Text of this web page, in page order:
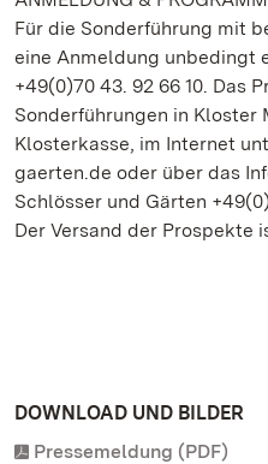
Für die Sonderführung mit
eine Anmeldung unbedingt
+49(0)70 43. 92 66 10. Das
Sonderführungen in Kloster
Klosterkasse, im Internet
gaerten.de oder über das
Schlösser und Gärten
Der Versand der Prospekte
DOWNLOAD UND BILDER
Pressemeldung (PDF)